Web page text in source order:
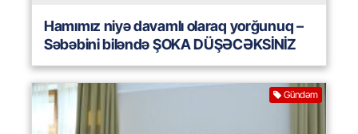
Hamımız niyə davamlı olaraq yorğunuq –
Səbəbini biləndə ŞOKA DÜŞƏCƏKSİNİZ
Gündəm